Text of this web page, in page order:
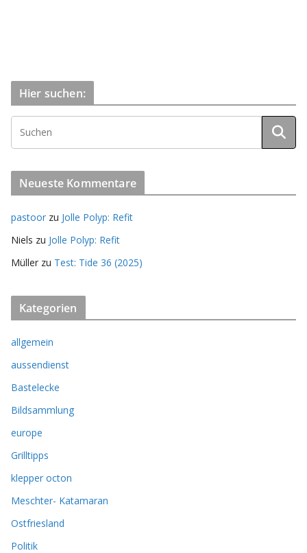
Hier suchen:
Neueste Kommentare
pastoor zu Jolle Polyp: Refit
Niels zu Jolle Polyp: Refit
Müller zu Test: Tide 36 (2025)
Kategorien
allgemein
aussendienst
Bastelecke
Bildsammlung
europe
Grilltipps
klepper octon
Meschter- Katamaran
Ostfriesland
Politik